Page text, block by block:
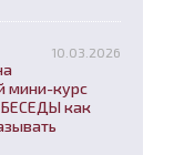
10.03.2026
мини-курс
как